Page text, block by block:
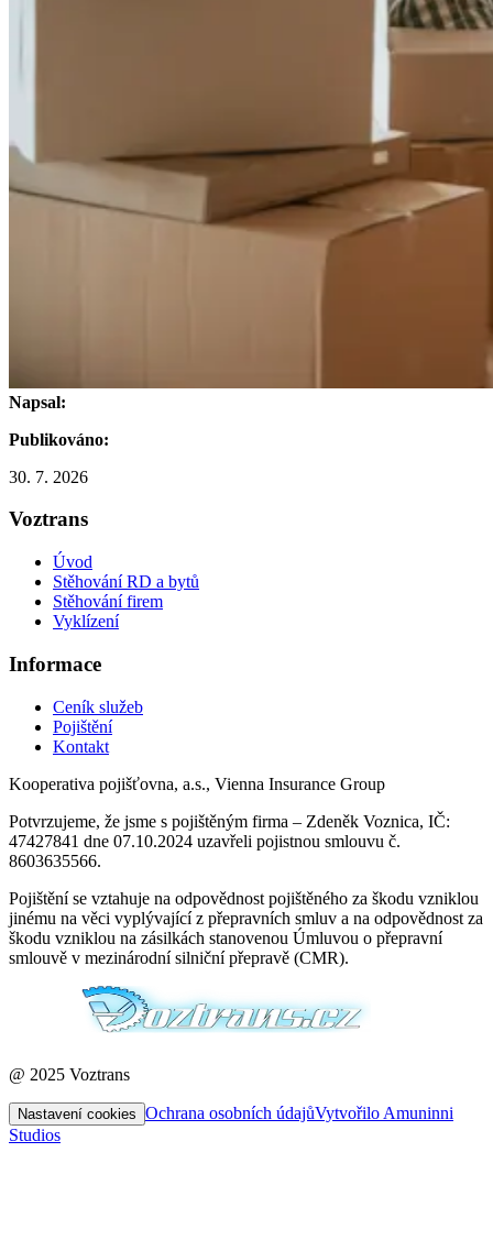
Napsal:
Publikováno:
30. 7. 2026
Voztrans
Úvod
Stěhování RD a bytů
Stěhování firem
Vyklízení
Informace
Ceník služeb
Pojištění
Kontakt
Kooperativa pojišťovna, a.s., Vienna Insurance Group
Potvrzujeme, že jsme s pojištěným firma – Zdeněk Voznica, IČ:
47427841 dne 07.10.2024 uzavřeli pojistnou smlouvu č.
8603635566.
Pojištění se vztahuje na odpovědnost pojištěného za škodu vzniklou
jinému na věci vyplývající z přepravních smluv a na odpovědnost za
škodu vzniklou na zásilkách stanovenou Úmluvou o přepravní
smlouvě v mezinárodní silniční přepravě (CMR).
@ 2025 Voztrans
Nastavení cookies Ochrana osobních údajůVytvořilo Amuninni
Studios